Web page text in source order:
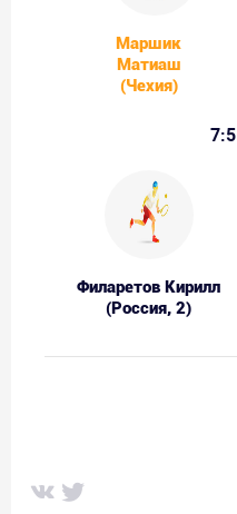
Маршик
Матиаш
(Чехия)
7:5
Филаретов Кирилл
(Россия, 2)